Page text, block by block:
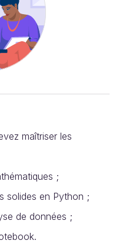
maîtriser les
;
solides en Python ;
de données ;